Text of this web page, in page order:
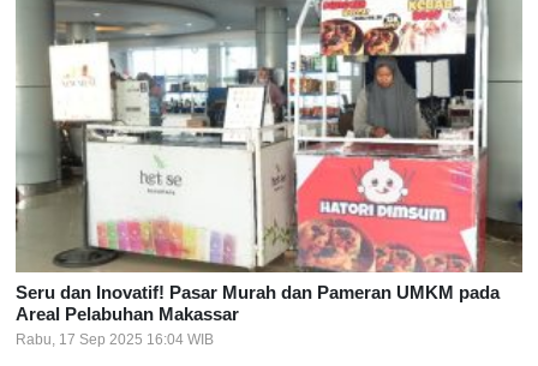
Seru dan Inovatif! Pasar Murah dan Pameran UMKM pada
Areal Pelabuhan Makassar
Rabu, 17 Sep 2025 16:04 WIB